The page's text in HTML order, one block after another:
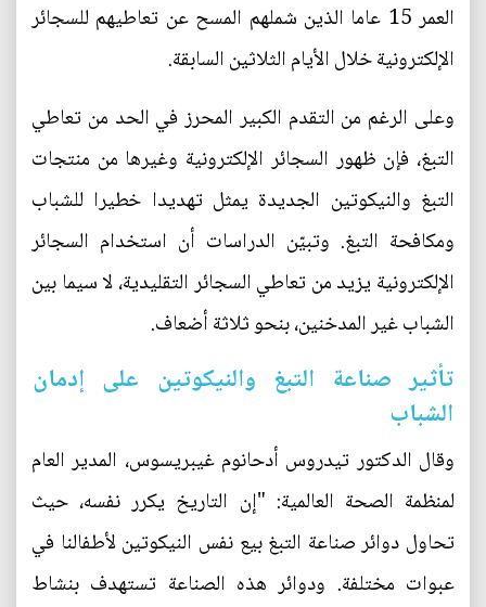
العمر 15 عاما الذين شملهم المسح عن تعاطيهم للسجائر
الإلكترونية خلال الأيام الثلاثين السابقة.
وعلى الرغم من التقدم الكبير المحرز في الحد من تعاطي
التبغ، فإن ظهور السجائر الإلكترونية وغيرها من منتجات
التبغ والنيكوتين الجديدة يمثل تهديدا خطيرا للشباب
ومكافحة التبغ. وتبيّن الدراسات أن استخدام السجائر
الإلكترونية يزيد من تعاطي السجائر التقليدية، لا سيما بين
الشباب غير المدخنين، بنحو ثلاثة أضعاف.
تأثير صناعة التبغ والنيكوتين على إدمان
الشباب
وقال الدكتور تيدروس أدحانوم غيبريسوس، المدير العام
لمنظمة الصحة العالمية: "إن التاريخ يكرر نفسه، حيث
تحاول دوائر صناعة التبغ بيع نفس النيكوتين لأطفالنا في
عبوات مختلفة. ودوائر هذه الصناعة تستهدف بنشاط